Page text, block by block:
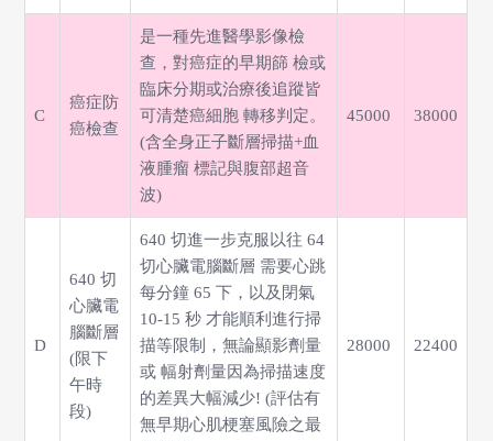
C
癌症防
癌檢查
是一種先進醫學影像檢
查，對癌症的早期篩 檢或
臨床分期或治療後追蹤皆
可清楚癌細胞 轉移判定。
(含全身正子斷層掃描+血
液腫瘤 標記與腹部超音
波)
45000 38000
D
640 切
心臟電
腦斷層
(限下
午時
段)
640 切進一步克服以往 64
切心臟電腦斷層 需要心跳
每分鐘 65 下，以及閉氣
10-15 秒 才能順利進行掃
描等限制，無論顯影劑量
或 幅射劑量因為掃描速度
的差異大幅減少! (評估有
無早期心肌梗塞風險之最
28000 22400